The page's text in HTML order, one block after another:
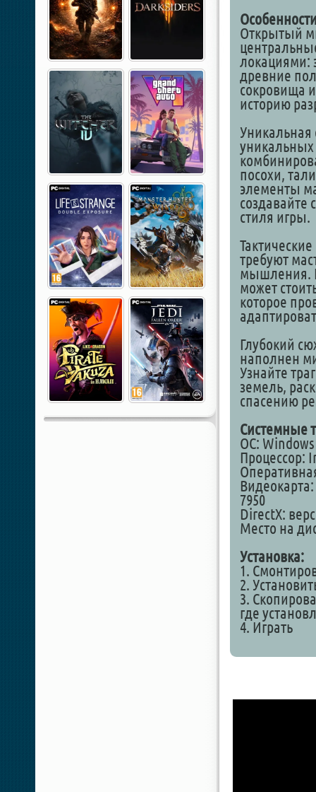
Открытый
локациями:
древние
сокровища
историю
Уникальная
посохи,
элементы
создавайте
стиля игры.
требуют
мышления.
может
которое
Глубокий
наполнен
Узнайте
земель,
спасению
Системные
ОС: Windows
Процессор:
7950
DirectX:
Место на
Установка:
1.
2.
3.
где
4. Играть